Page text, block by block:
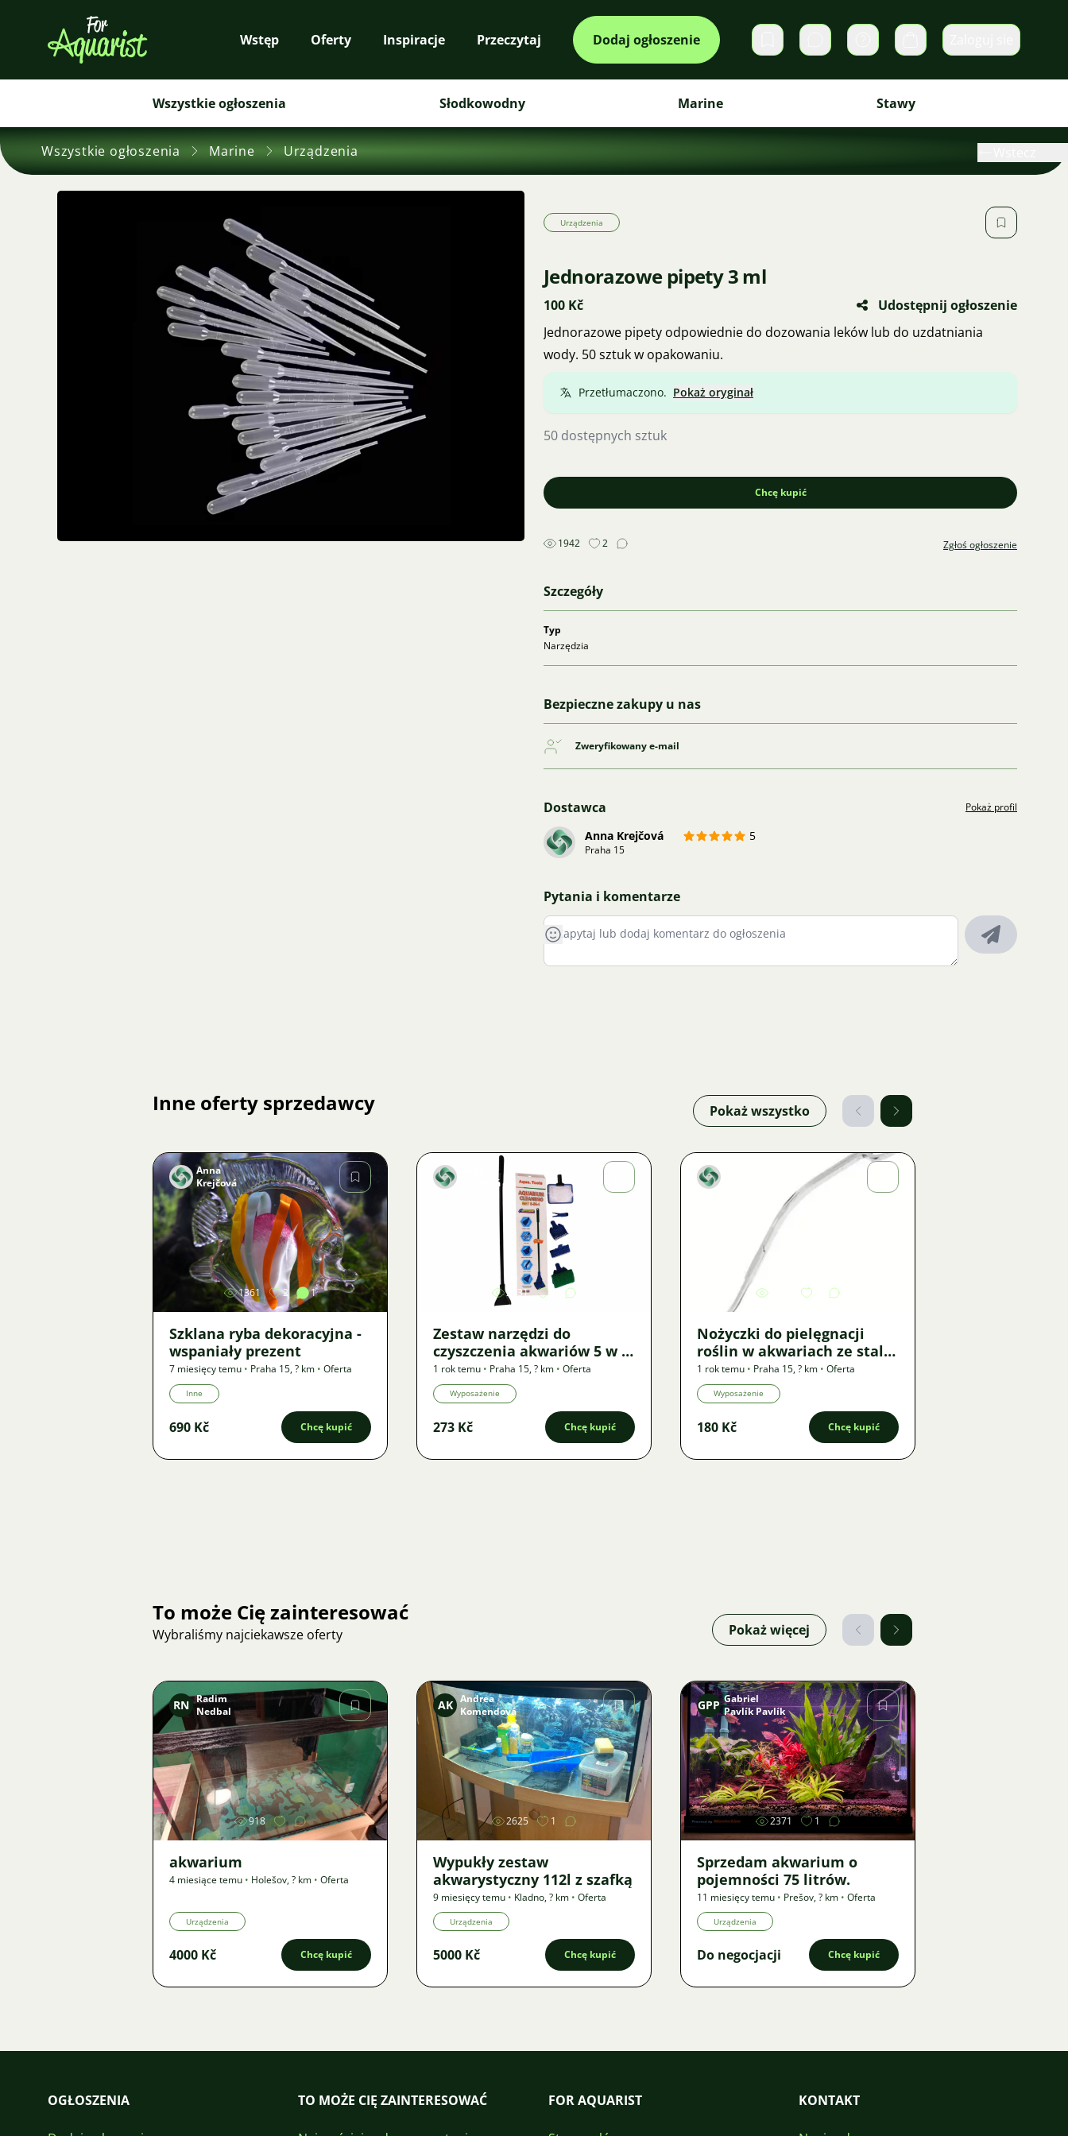
Wstęp Oferty Inspiracje Przeczytaj Dodaj ogłoszenie Prywatne wiadomości
Koszyk
Wszystkie ogłoszenia Słodkowodny Marine Stawy
Wszystkie ogłoszenia Marine Urządzenia
Urządzenia
Jednorazowe pipety 3 ml
100 Kč
Udostępnij ogłoszenie
Jednorazowe pipety odpowiednie do dozowania leków lub do uzdatniania
wody. 50 sztuk w opakowaniu.
Przetłumaczono. Pokaż oryginał
50 dostępnych sztuk
Chcę kupić
1942 2 Zgłoś ogłoszenie
Szczegóły
Typ
Narzędzia
Bezpieczne zakupy u nas
Zweryfikowany e-mail
Dostawca Pokaż profil
Anna Krejčová 5
Praha 15
Pytania i komentarze
Inne oferty sprzedawcy Pokaż wszystko
Zdjęcie
Anna
Krejčová
1361 2 1
Szklana ryba dekoracyjna -
wspaniały prezent
7 miesięcy temu • Praha 15,? km • Oferta
Inne
690 Kč Chcę kupić
Zdjęcie
Krejčová
2731 2
Zestaw narzędzi do
czyszczenia akwariów 5 w 1
🐠🛠️ - nowy
1 rok temu • Praha 15,? km • Oferta
Wyposażenie
273 Kč Chcę kupić
Nożyczki do pielęgnacji
roślin w akwariach ze stali
nierdzewnej
1 rok temu • Praha 15,? km • Oferta
Wyposażenie
180 Kč Chcę kupić
To może Cię zainteresować
Wybraliśmy najciekawsze oferty Pokaż więcej
Zdjęcie
RN Radim
Nedbal
918
akwarium
4 miesiące temu • Holešov,? km • Oferta
Urządzenia
4000 Kč Chcę kupić
Zdjęcie
AK Andrea
Komendová
2625 1
Wypukły zestaw
akwarystyczny 112l z szafką
9 miesięcy temu • Kladno,? km • Oferta
Urządzenia
5000 Kč Chcę kupić
Zdjęcie
GPP Gabriel
Pavlík Pavlík
2371 1
Sprzedam akwarium o
pojemności 75 litrów.
11 miesięcy temu • Prešov,? km • Oferta
Urządzenia
Do negocjacji Chcę kupić
OGŁOSZENIA TO MOŻE CIĘ ZAINTERESOWAĆ FOR AQUARIST KONTAKT